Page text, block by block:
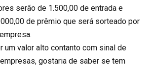
serão de 1.500,00 de entrada e
de prêmio que será sorteado por
um valor alto contanto com sinal de
gostaria de saber se tem